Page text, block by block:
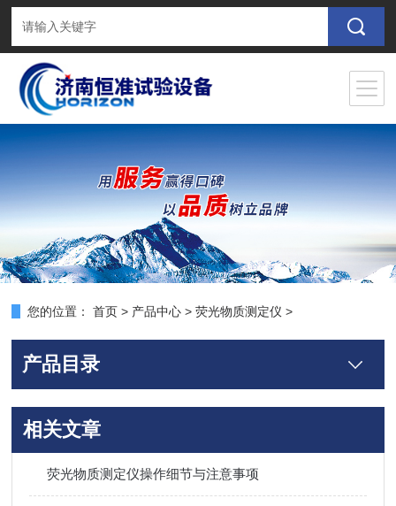
您的位置： 首页 > 产品中心 >荧光物质测定仪 >
产品目录
相关文章
荧光物质测定仪操作细节与注意事项